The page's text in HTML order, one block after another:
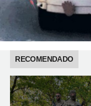
RECOMENDADO